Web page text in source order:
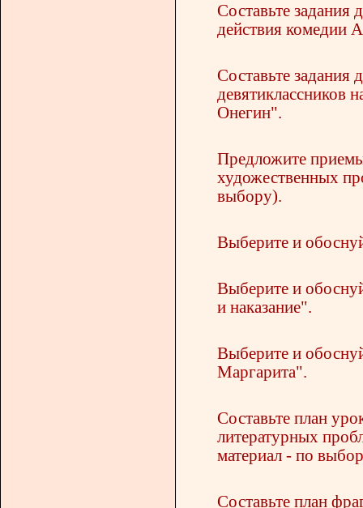
Составьте задания
действия комедии
Составьте задания
девятиклассников
Онегин".
Предложите
художественных
выбору).
Выберите и
Выберите и
и наказание".
Выберите и
Маргарита".
Составьте план
литературных
материал - по
Составьте план